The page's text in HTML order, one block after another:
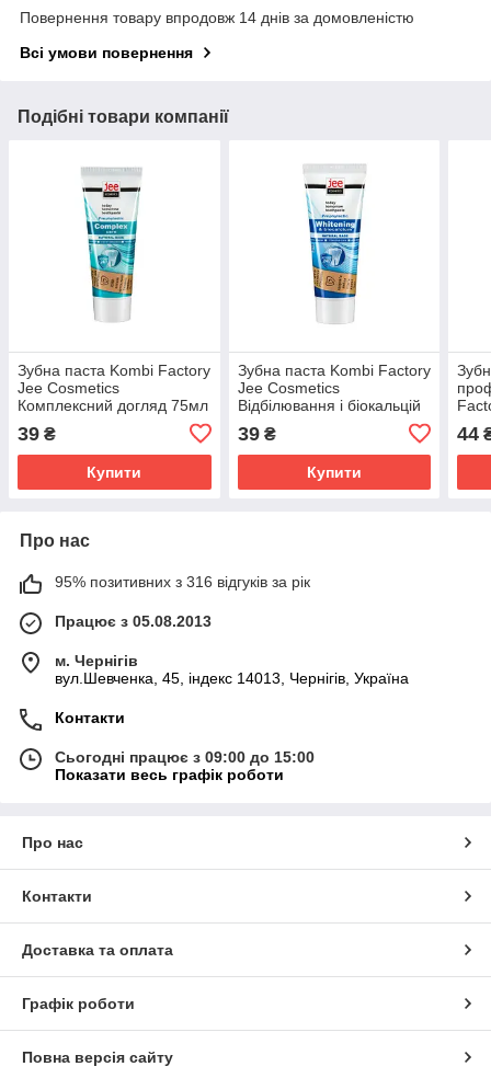
Повернення товару впродовж 14 днів за домовленістю
Всі умови повернення
Подібні товари компанії
Зубна паста Kombi Factory
Jee Cosmetics
Комплексний догляд 75мл
39 ₴
Купити
Зубна паста Kombi Factory
Jee Cosmetics
Відбілювання і біокальцій
39₴
Купити
мл.
44
Про нас
95% позитивних з 316 відгуків за рік
Працює з 05.08.2013
м. Чернігів
вул.Шевченка, 45, індекс 14013, Чернігів, Україна
Контакти
Сьогодні працює з 09:00 до 15:00
Показати весь графік роботи
Про нас
Контакти
Доставка та оплата
Графік роботи
Повна версія сайту